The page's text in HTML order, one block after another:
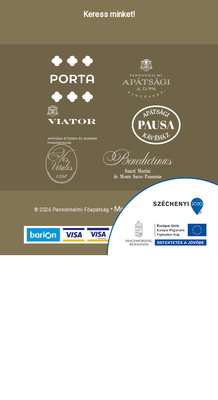
Keress minket!
© 2026 Pannonhalmi Főapátság • Minden jog fenntartva!
Different